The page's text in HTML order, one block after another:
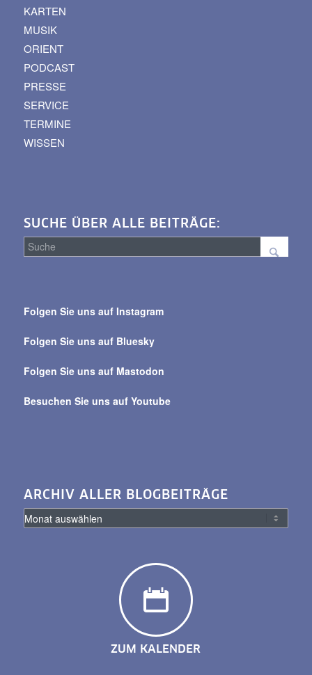
KARTEN
MUSIK
ORIENT
PODCAST
PRESSE
SERVICE
TERMINE
WISSEN
SUCHE ÜBER ALLE BEITRÄGE:
alle
Folgen Sie uns auf Instagram
Folgen Sie uns auf Bluesky
Folgen Sie uns auf Mastodon
Besuchen Sie uns auf Youtube
ARCHIV ALLER BLOGBEITRÄGE
ZUM KALENDER